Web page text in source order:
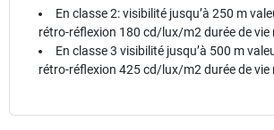
En classe 2: visibilité jusqu’à 250 m
rétro-réflexion 180 cd/lux/m2 durée de vie
En classe 3 visibilité jusqu’à 500 m
rétro-réflexion 425 cd/lux/m2 durée de vie